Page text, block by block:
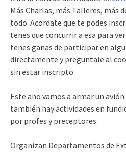
Más Charlas, más Talleres, más
todo. Acordate que te podes
tenes que concurrir a esa para
tenes ganas de participar en
directamente y preguntale al
sin estar inscripto.
Este año vamos a armar un
también hay actividades en
por profes y preceptores.
Organizan Departamentos de